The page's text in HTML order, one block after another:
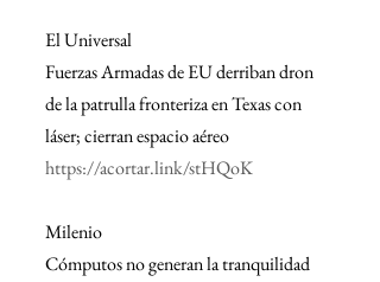
El Universal
Fuerzas Armadas de EU derriban dron
de la patrulla fronteriza en Texas con
láser; cierran espacio aéreo
https://acortar.link/stHQoK
Milenio
Cómputos no generan la tranquilidad